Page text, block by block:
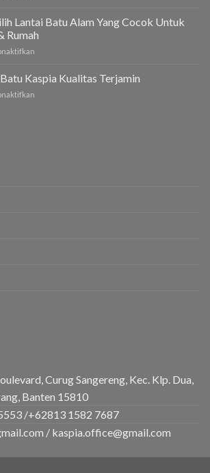
Engineering
Indonesia
Lantai Batu Alam Yang Cocok Untuk
Rumah
Memilih
Lantai
Kaspia Kualitas Terjamin
Curug Sangereng, Kec. Klp. Dua,
Banten 15810
/+62813 1582 7687
/ kaspia.office@gmail.com